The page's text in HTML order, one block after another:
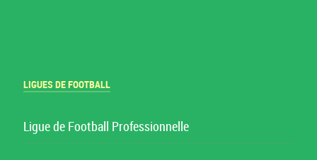
LIGUES DE FOOTBALL
Ligue de Football Professionnelle